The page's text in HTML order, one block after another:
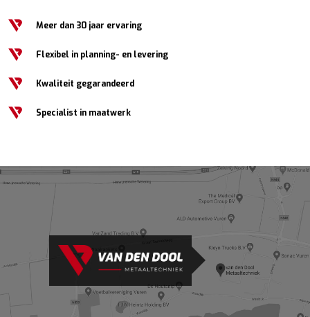
Meer dan 30 jaar ervaring
Flexibel in planning- en levering
Kwaliteit gegarandeerd
Specialist in maatwerk